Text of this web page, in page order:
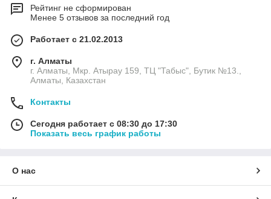
Рейтинг не сформирован
Менее 5 отзывов за последний год
Работает с 21.02.2013
г. Алматы
г. Алматы, Мкр. Атырау 159, ТЦ "Табыс", Бутик №13.,
Алматы, Казахстан
Контакты
Сегодня работает с 08:30 до 17:30
Показать весь график работы
О нас